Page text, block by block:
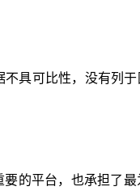
不具可比性，没有列
的平台，也承担了